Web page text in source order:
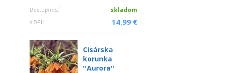
Dostupnosť skladom
s DPH 14.99 €
Cisárska
korunka
''Aurora''